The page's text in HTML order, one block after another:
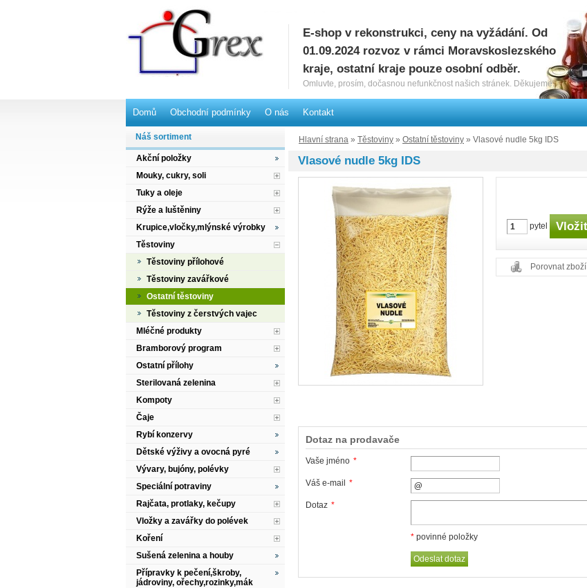
Hlavní strana » Těstoviny » Ostatní těstoviny » Vlasové nudle 5kg IDS
Vlasové nudle 5kg IDS
pytel
Porovnat zboží
Dotaz na prodavače
Vaše jméno *
Váš e-mail *
Dotaz *
*povinné položky
Náš sortiment
Akční položky
Mouky, cukry, soli
Tuky a oleje
Rýže a luštěniny
Krupice,vločky,mlýnské výrobky
Těstoviny
Těstoviny přílohové
Těstoviny zavářkové
Ostatní těstoviny
Těstoviny z čerstvých vajec
Mléčné produkty
Bramborový program
Ostatní přílohy
Sterilovaná zelenina
Kompoty
Čaje
Rybí konzervy
Dětské výživy a ovocná pyré
Vývary, bujóny, polévky
Speciální potraviny
Rajčata, protlaky, kečupy
Vložky a zavářky do polévek
Koření
Sušená zelenina a houby
Přípravky k pečení,škroby,
jádroviny, ořechy,rozinky,mák
G
E-shop v rekonstrukci, ceny na vyžádání. Od
01.09.2024 rozvoz v rámci Moravskoslezského
kraje, ostatní kraje pouze osobní odběr.
Omluvte, prosím, dočasnou nefunkčnost našich stránek. Děkujeme.
Domů Obchodní podmínky O nás Kontakt